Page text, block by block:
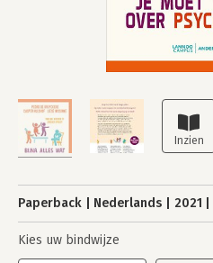
Paperback Nederlands 2021
Kies uw bindwijze